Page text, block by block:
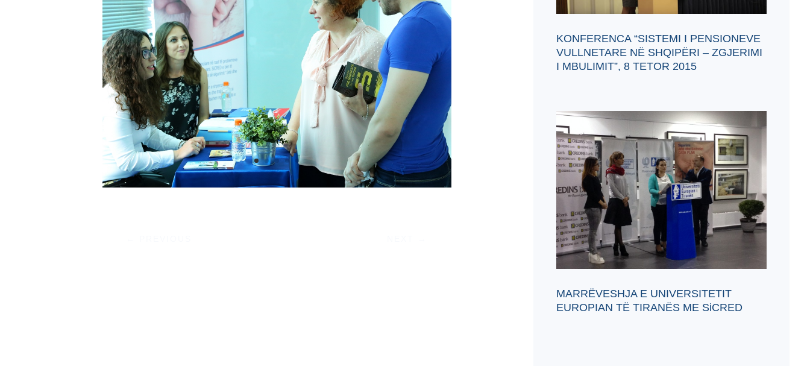
KONFERENCA “SISTEMI I PENSIONEVE
VULLNETARE NË SHQIPËRI – ZGJERIMI
I MBULIMIT”, 8 TETOR 2015
MARRËVESHJA E UNIVERSITETIT
EUROPIAN TË TIRANËS ME SiCRED